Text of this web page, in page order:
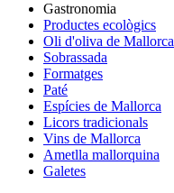
Gastronomia
Productes ecològics
Oli d'oliva de Mallorca
Sobrassada
Formatges
Paté
Espícies de Mallorca
Licors tradicionals
Vins de Mallorca
Ametlla mallorquina
Galetes